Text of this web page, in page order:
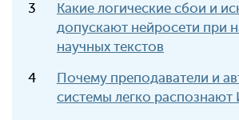
Какие логические сбои и
допускают нейросети при
научных текстов
Почему преподаватели и
системы легко